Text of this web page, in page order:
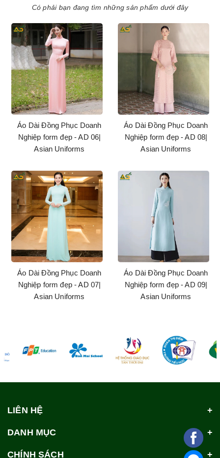
Có phải bạn đang tìm những sản phẩm dưới đây
Áo Dài Đồng Phục Doanh
Nghiệp form đẹp - AD 06|
Asian Uniforms
Áo Dài Đồng Phục Doanh
Nghiệp form đẹp - AD 07|
Asian Uniforms
Áo Dài Đồng Phục Doanh
Nghiệp form đẹp - AD 08|
Asian Uniforms
Áo Dài Đồng Phục Doanh
Nghiệp form đẹp - AD 09|
Asian Uniforms
LIÊN HỆ
DANH MỤC
CHÍNH SÁCH